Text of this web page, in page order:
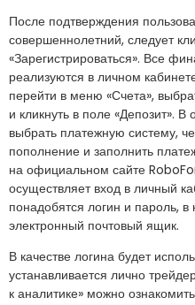
После подтверждения
совершеннолетний, следует
«Зарегистрироваться». Все
реализуются в личном
перейти в меню «Счета»,
и кликнуть в поле «Депозит».
выбрать платежную систему,
пополнение и заполнить
на официальном сайте
осуществляет вход в личный
понадобятся логин и пароль, в
электронный почтовый ящик.
В качестве логина будет
устанавливается лично
к аналитике» можно